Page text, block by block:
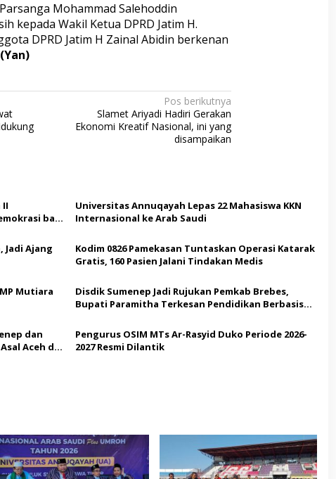
Mohammad Salehoddin
kepada Wakil Ketua DPRD Jatim H.
DPRD Jatim H Zainal Abidin berkenan
(Yan)
Pos berikutnya
Slamet Ariyadi Hadiri Gerakan
Ekonomi Kreatif Nasional, ini yang
disampaikan
II
bagi
Universitas Annuqayah Lepas 22 Mahasiswa KKN
Internasional ke Arab Saudi
Jadi Ajang
Kodim 0826 Pamekasan Tuntaskan Operasi Katarak
Gratis, 160 Pasien Jalani Tindakan Medis
Mutiara
Disdik Sumenep Jadi Rujukan Pemkab Brebes,
Bupati Paramitha Terkesan Pendidikan Berbasis
dan
Aceh di
Pengurus OSIM MTs Ar-Rasyid Duko Periode 2026-
2027 Resmi Dilantik